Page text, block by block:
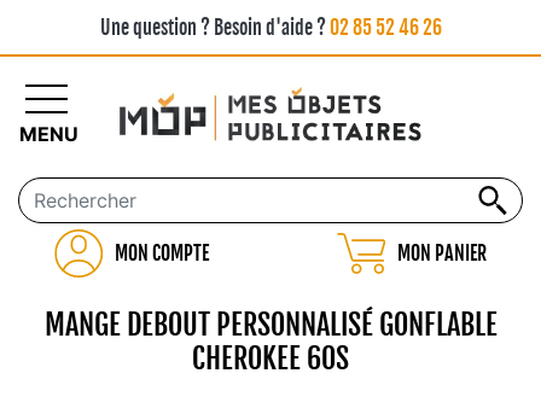
Une question ? Besoin d'aide ?02 85 52 46 26
MON COMPTE MON PANIER
MENU
MANGE DEBOUT PERSONNALISÉ GONFLABLE
CHEROKEE 60S